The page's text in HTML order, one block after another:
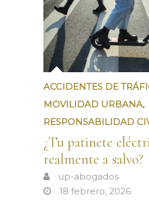
ACCIDENTES DE
MOVILIDAD URBANA,
RESPONSABILIDAD
¿Tu patinete
realmente a salvo?
up-abogados
18 febrero, 2026